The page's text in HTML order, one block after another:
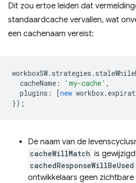
Dit zou ertoe leiden dat
standaardcache vervallen, wat
een cachenaam vereist:
workboxSW. strategies .
cacheName : 'my-cache' ,
plugins : [new workbox.
});
De naam van de
cacheWillMatch is
cachedResponseWillBeUsed
ontwikkelaars geen